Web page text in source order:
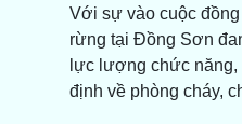
Với sự vào cuộc
rừng tại Đồng Sơn
lực lượng chức năng,
định về phòng cháy,